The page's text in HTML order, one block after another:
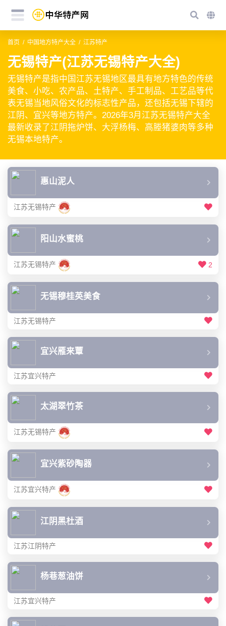
首页 中国地方特产大全 江苏特产
无锡特产(江苏无锡特产大全)
无锡特产是指中国江苏无锡地区最具有地方特色的传统
美食、小吃、农产品、土特产、手工制品、工艺品等代
表无锡当地风俗文化的标志性产品，还包括无锡下辖的
江阴、宜兴等地方特产。2026年3月江苏无锡特产大全
最新收录了江阴拖炉饼、大浮杨梅、高塍猪婆肉等多种
无锡本地特产。
惠山泥人
江苏无锡特产
阳山水蜜桃
江苏无锡特产 2
无锡穆桂英美食
江苏无锡特产
宜兴雁来蕈
江苏宜兴特产
太湖翠竹茶
江苏无锡特产
宜兴紫砂陶器
江苏宜兴特产
江阴黑杜酒
江苏江阴特产
杨巷葱油饼
江苏宜兴特产